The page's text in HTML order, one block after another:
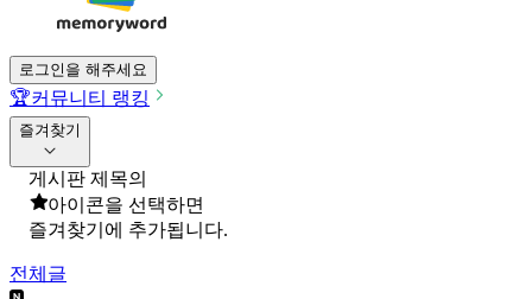
로그인을 해주세요
🏆커뮤니티 랭킹
즐겨찾기
게시판 제목의
아이콘을 선택하면
즐겨찾기에 추가됩니다.
전체글